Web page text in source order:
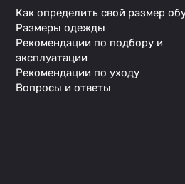
Как определить свой размер
Размеры одежды
Рекомендации по подбору и
эксплуатации
Рекомендации по уходу
Вопросы и ответы